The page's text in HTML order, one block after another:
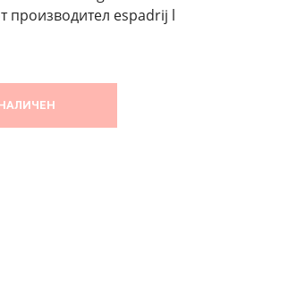
производител espadrij l